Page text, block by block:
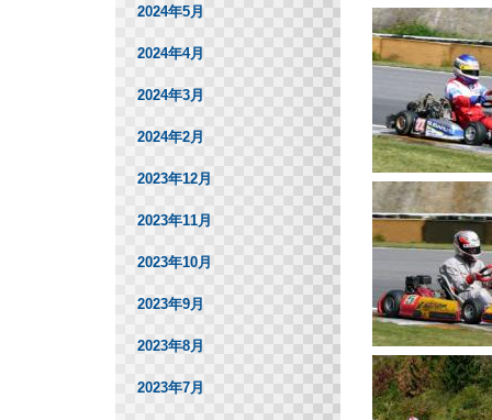
2024年5月
2024年4月
2024年3月
2024年2月
2023年12月
2023年11月
2023年10月
2023年9月
2023年8月
2023年7月